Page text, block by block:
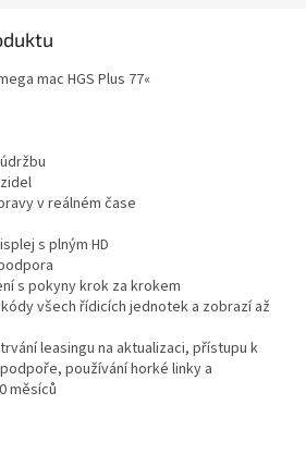
mac HGS Plus 77«
v reálném čase
s plným HD
s pokyny krok za krokem
všech řídicích jednotek a zobrazí až
leasingu na aktualizaci, přístupu k
používání horké linky a
měsíců